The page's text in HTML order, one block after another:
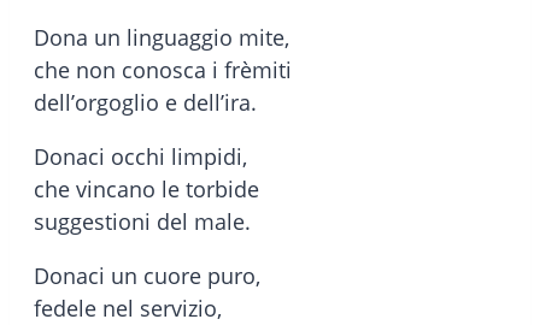
Dona un linguaggio mite,
che non conosca i frèmiti
dell’orgoglio e dell’ira.
Donaci occhi limpidi,
che vincano le torbide
suggestioni del male.
Donaci un cuore puro,
fedele nel servizio,